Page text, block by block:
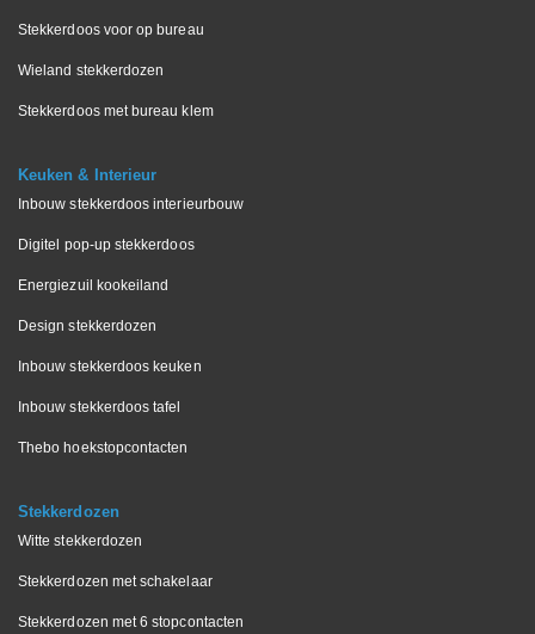
Stekkerdoos voor op bureau
Wieland stekkerdozen
Stekkerdoos met bureau klem
Keuken & Interieur
Inbouw stekkerdoos interieurbouw
Digitel pop-up stekkerdoos
Energiezuil kookeiland
Design stekkerdozen
Inbouw stekkerdoos keuken
Inbouw stekkerdoos tafel
Thebo hoekstopcontacten
Stekkerdozen
Witte stekkerdozen
Stekkerdozen met schakelaar
Stekkerdozen met 6 stopcontacten